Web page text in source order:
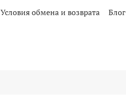
Условия обмена и возврата Блог